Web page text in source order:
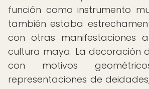
función como instrumento
también estaba
con otras manifestaciones
cultura maya. La decoración
con motivos
representaciones de